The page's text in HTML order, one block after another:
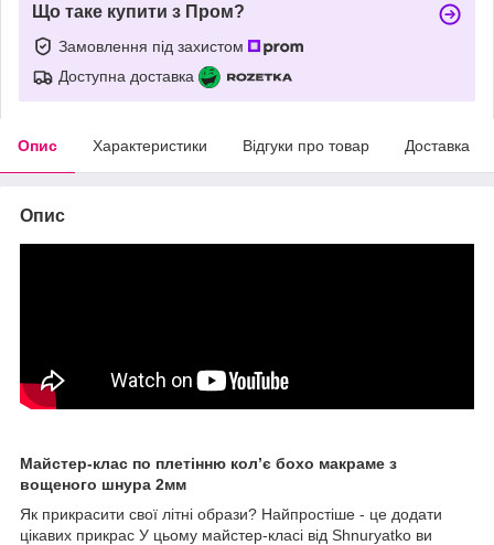
Що таке купити з Пром?
Замовлення під захистом
Доступна доставка
Опис Характеристики Відгуки про товар Доставка
Опис
Майстер-клас по плетінню колʼє бохо макраме з
вощеного шнура 2мм
Як прикрасити свої літні образи? Найпростіше - це додати
цікавих прикрас У цьому майстер-класі від Shnuryatko ви